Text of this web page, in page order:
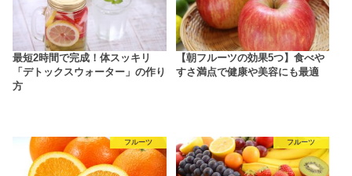
最短2時間で完成！体スッキリ
「デトックスウォーター」の作り
方
【朝フルーツの効果5つ】食べや
すさ満点で健康や美容にも最適
フルーツ フルーツ